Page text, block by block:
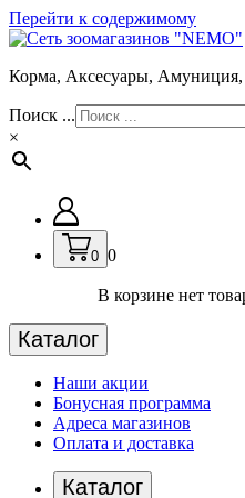
Перейти к содержимому
Корма, Аксесуары,
Поиск ...
×
0 0
В корзине нет
Каталог
Наши акции
Бонусная программа
Адреса магазинов
Оплата и доставка
Каталог